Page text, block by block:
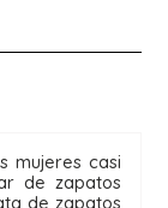
mujeres casi
de zapatos
de zapatos